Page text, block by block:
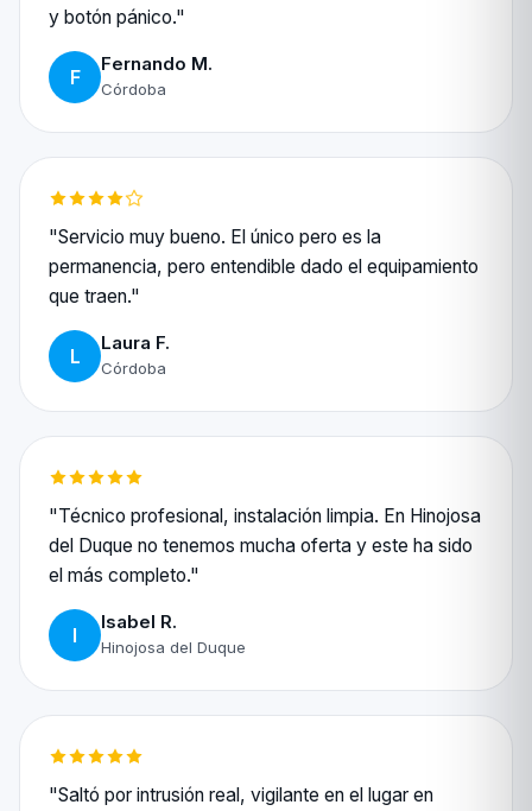
y botón pánico."
F
Fernando M.
Córdoba
"Servicio muy bueno. El único pero es la
permanencia, pero entendible dado el equipamiento
que traen."
L
Laura F.
Córdoba
"Técnico profesional, instalación limpia. En Hinojosa
del Duque no tenemos mucha oferta y este ha sido
el más completo."
I
Isabel R.
Hinojosa del Duque
"Saltó por intrusión real, vigilante en el lugar en